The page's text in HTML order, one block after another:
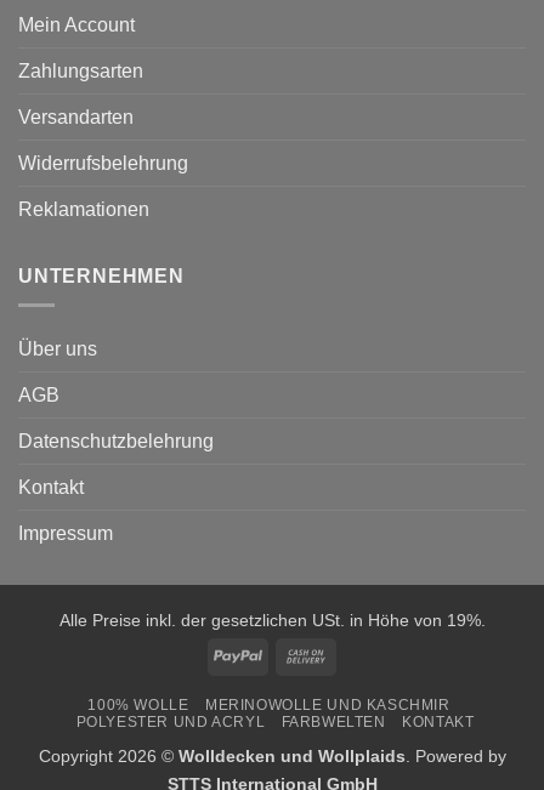
Mein Account
Zahlungsarten
Versandarten
Widerrufsbelehrung
Reklamationen
UNTERNEHMEN
Über uns
AGB
Datenschutzbelehrung
Kontakt
Impressum
Alle Preise inkl. der gesetzlichen USt. in Höhe von 19%.
PayPal
Delivery
100% WOLLE
MERINOWOLLE UND KASCHMIR
POLYESTER UND ACRYL
FARBWELTEN KONTAKT
Copyright 2026 © Wolldecken und Wollplaids. Powered by
STTS International GmbH